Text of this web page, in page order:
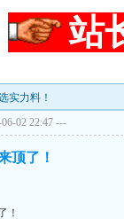
站
实力料！
02 22:47 ---
顶了！
！